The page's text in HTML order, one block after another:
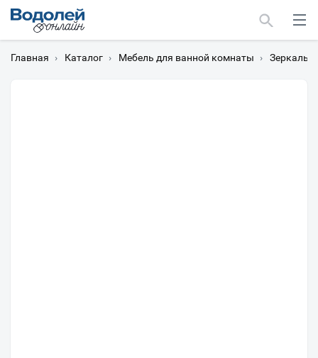
Главная › Каталог › Мебель для ванной комнаты ›